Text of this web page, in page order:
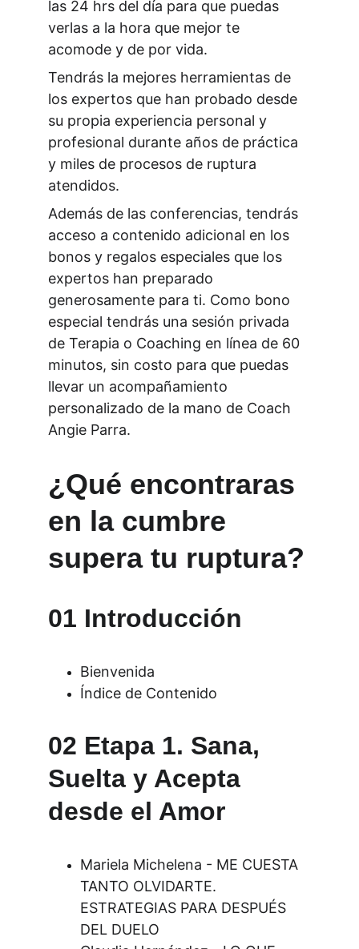
las 24 hrs del día para que puedas
verlas a la hora que mejor te
acomode y de por vida.
Tendrás la mejores herramientas de
los expertos que han probado desde
su propia experiencia personal y
profesional durante años de práctica
y miles de procesos de ruptura
atendidos.
Además de las conferencias, tendrás
acceso a contenido adicional en los
bonos y regalos especiales que los
expertos han preparado
generosamente para ti. Como bono
especial tendrás una sesión privada
de Terapia o Coaching en línea de 60
minutos, sin costo para que puedas
llevar un acompañamiento
personalizado de la mano de Coach
Angie Parra.
¿Qué encontraras
en la cumbre
supera tu ruptura?
01 Introducción
Bienvenida
Índice de Contenido
02 Etapa 1. Sana,
Suelta y Acepta
desde el Amor
Mariela Michelena - ME CUESTA
TANTO OLVIDARTE.
ESTRATEGIAS PARA DESPUÉS
DEL DUELO